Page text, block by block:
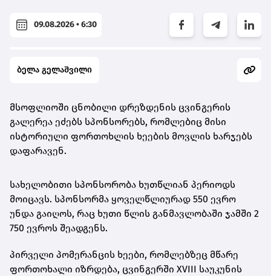
09.08.2026 • 6:30
ბელა გელაშვილი
მსოფლიოში ცნობილი დრეზდენის ცვინგერის
გალერეა ეძებს სპონსორებს, რომლებიც მისი
ისტორიული ფორთოხლის ხეების მოვლის ხარჯებს
დაფარავენ.
სახელობითი სპონსორობა ხუთწლიან პერიოდს
მოიცავს. სპონსორმა ყოველწლიურად 550 ევრო
უნდა გაიღოს, რაც ხუთი წლის განმავლობაში ჯამში 2
750 ევროს შეადგენს.
პირველი პომერანცის ხეები, რომლებზეც მწარე
ფორთოხალი იზრდება, ცვინგერში XVIII საუკუნის